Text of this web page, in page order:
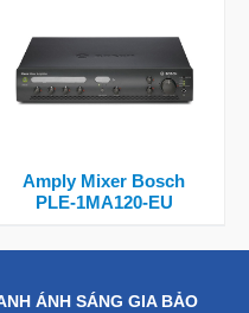
Amply Mixer Bosch
PLE-1MA120-EU
ÁNH SÁNG GIA BẢO